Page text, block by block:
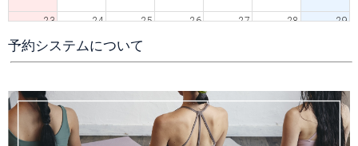
23 24 25 26 27 28 29
13:10
Ei
30 31 1 2 5
予約システムについて